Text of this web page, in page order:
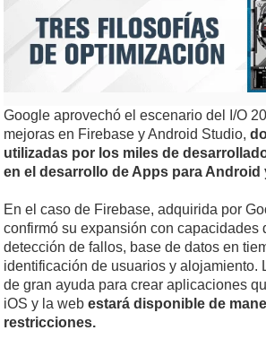
Google aprovechó el escenario del I/O
mejoras en Firebase y Android Studio,
utilizadas por los miles de
en el desarrollo de Apps para Android
En el caso de Firebase, adquirida por
confirmó su expansión con capacidades
detección de fallos, base de datos en
identificación de usuarios y alojamiento.
de gran ayuda para crear aplicaciones
iOS y la web estará disponible de
restricciones.